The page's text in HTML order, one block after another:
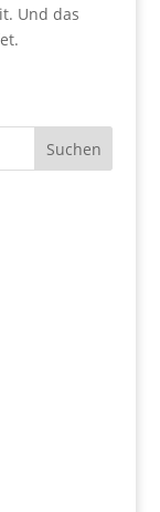
Und das